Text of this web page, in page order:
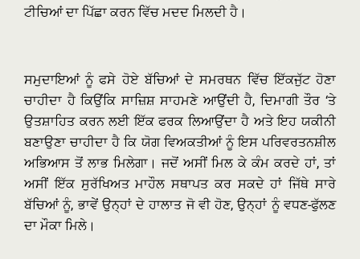
ਟੀਚਿਆਂ ਦਾ ਪਿੱਛਾ ਕਰਨ ਵਿੱਚ ਮਦਦ ਮਿਲਦੀ ਹੈ।
ਸਮੁਦਾਇਆਂ ਨੂੰ ਫਸੇ ਹੋਏ ਬੱਚਿਆਂ ਦੇ ਸਮਰਥਨ ਵਿੱਚ ਇੱਕਜੁੱਟ ਹੋਣਾ
ਚਾਹੀਦਾ ਹੈ ਕਿਉਂਕਿ ਸਾਜ਼ਿਸ਼ ਸਾਹਮਣੇ ਆਉਂਦੀ ਹੈ, ਦਿਮਾਗੀ ਤੌਰ ‘ਤੇ
ਉਤਸ਼ਾਹਿਤ ਕਰਨ ਲਈ ਇੱਕ ਫਰਕ ਲਿਆਉਂਦਾ ਹੈ ਅਤੇ ਇਹ ਯਕੀਨੀ
ਬਣਾਉਣਾ ਚਾਹੀਦਾ ਹੈ ਕਿ ਯੋਗ ਵਿਅਕਤੀਆਂ ਨੂੰ ਇਸ ਪਰਿਵਰਤਨਸ਼ੀਲ
ਅਭਿਆਸ ਤੋਂ ਲਾਭ ਮਿਲੇਗਾ। ਜਦੋਂ ਅਸੀਂ ਮਿਲ ਕੇ ਕੰਮ ਕਰਦੇ ਹਾਂ, ਤਾਂ
ਅਸੀਂ ਇੱਕ ਸੁਰੱਖਿਅਤ ਮਾਹੌਲ ਸਥਾਪਤ ਕਰ ਸਕਦੇ ਹਾਂ ਜਿੱਥੇ ਸਾਰੇ
ਬੱਚਿਆਂ ਨੂੰ, ਭਾਵੇਂ ਉਨ੍ਹਾਂ ਦੇ ਹਾਲਾਤ ਜੋ ਵੀ ਹੋਣ, ਉਨ੍ਹਾਂ ਨੂੰ ਵਧਣ-ਫੁੱਲਣ
ਦਾ ਮੌਕਾ ਮਿਲੇ।